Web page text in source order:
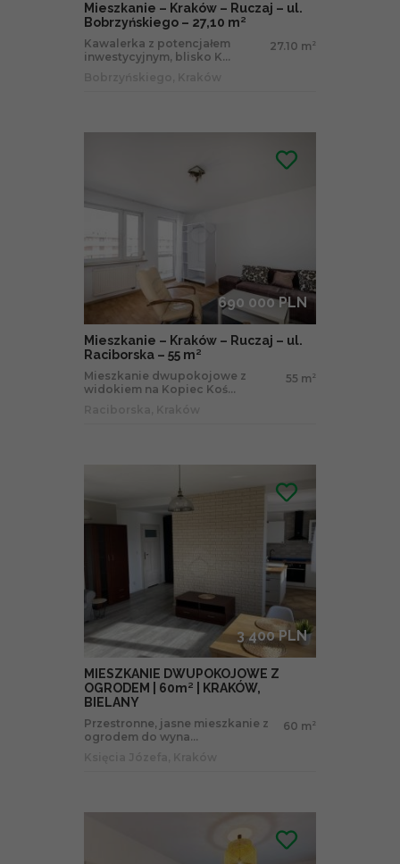
Mieszkanie – Kraków – Ruczaj – ul.
Bobrzyńskiego – 27,10 m²
Kawalerka z potencjałem
inwestycyjnym, blisko K...
27.10 m 2
690 000 PLN
Mieszkanie – Kraków – Ruczaj – ul.
Raciborska – 55 m²
Mieszkanie dwupokojowe z
widokiem na Kopiec Koś...
55 m 2
3 400 PLN
MIESZKANIE DWUPOKOJOWE Z
OGRODEM | 60m² | KRAKÓW,
BIELANY
Przestronne, jasne mieszkanie z
ogrodem do wyna...
60 m 2